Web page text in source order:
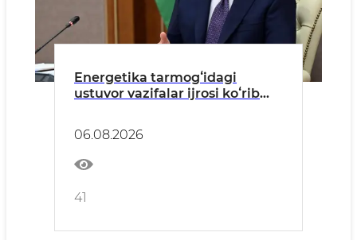
Energetika tarmogʻidagi
ustuvor vazifalar ijrosi koʻrib
06.08.2026
41